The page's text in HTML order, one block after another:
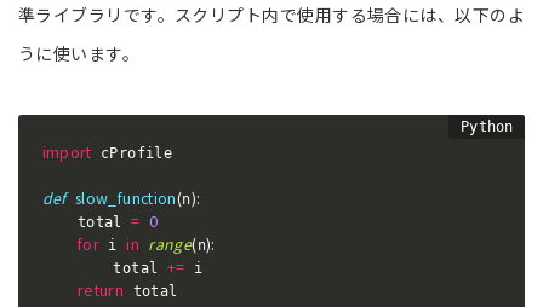
準ライブラリです。スクリプト内で使用する場合には、以下のよ
うに使います。
import cProfile
def slow_function(n):
    total
= 0
for i in range(n):
        total
+= i
return total